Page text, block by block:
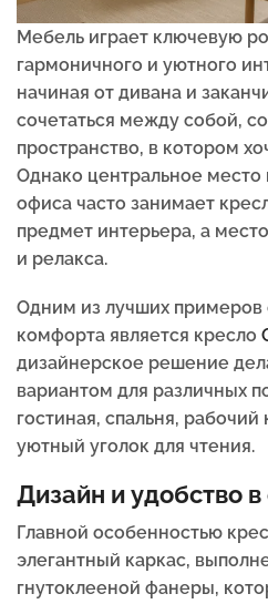
Мебель играет ключевую
гармоничного и уютного
начиная от дивана и
сочетаться между собой,
пространство, в котором
Однако центральное место
офиса часто занимает
предмет интерьера, а
и релакса.
Одним из лучших примеров
комфорта является кресло
дизайнерское решение
вариантом для различных
гостиная, спальня,
уютный уголок для чтения.
Дизайн и удобство
Главной особенностью
элегантный каркас,
гнутоклееной фанеры,